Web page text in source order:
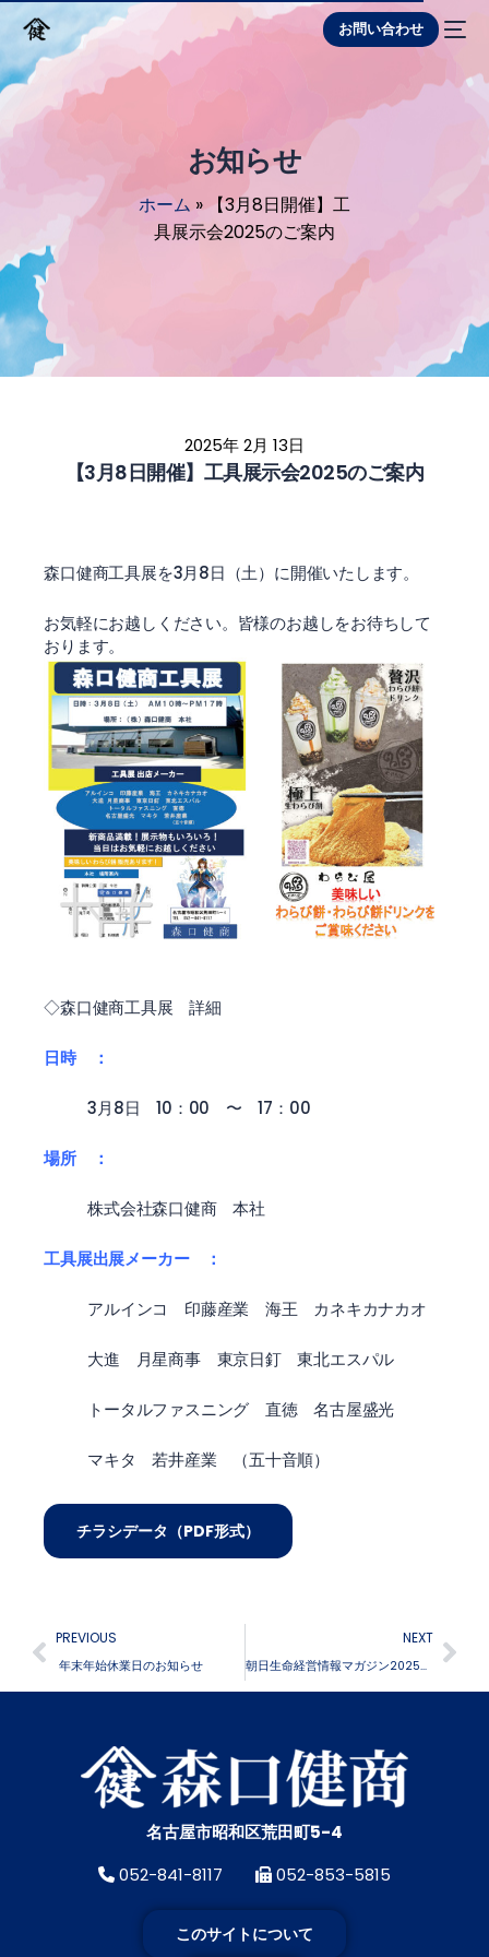
お問い合わせ
お知らせ
ホーム »
【3月8日開催】工
具展示会2025のご案内
2025年 2月 13日
【3月8日開催】工具展示会2025のご案内
森口健商工具展を3月8日（土）に開催いたします。
お気軽にお越しください。皆様のお越しをお待ちして
おります。
◇森口健商工具展 詳細
日時 ：
3月8日 10：00 〜 17：00
場所 ：
株式会社森口健商 本社
工具展出展メーカー ：
アルインコ 印藤産業 海王 カネキカナカオ
大進 月星商事 東京日釘 東北エスパル
トータルファスニング 直徳 名古屋盛光
マキタ 若井産業 （五十音順）
チラシデータ（PDF形式）
PREVIOUS
年末年始休業日のお知らせ
NEXT
朝日生命経営情報マガジン2025年４月号経営者の「元気」を応援する特集：日本の「元気！会社」訪問に掲載されました
名古屋市昭和区荒田町5-4
052-841-8117
052-853-5815
このサイトについて